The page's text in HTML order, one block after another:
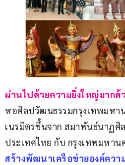
ผ่านไปด้วยความยิ่งใหญ่มาก
หอศิลปวัฒนธรรมกรุงเทพมหา
เนรมิตรขึ้นจาก สมาพันธ์นาฏ
ประเทศไทย กับ กรุงเทพมหาน
สร้างพัฒนาเครือข่ายองค์ควา